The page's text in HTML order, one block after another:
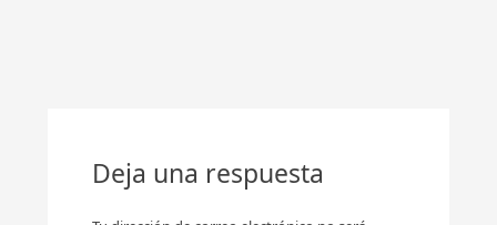
Deja una respuesta